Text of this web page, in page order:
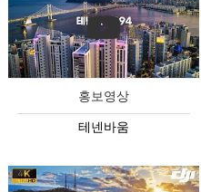
홍보영상
테넨바움